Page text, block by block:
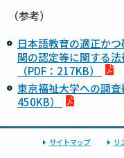
（参考）
日本語教育の適正か
関の認定等に関する法
（PDF：217KB）
東京福祉大学への調査
450KB）
サイトマップ リ